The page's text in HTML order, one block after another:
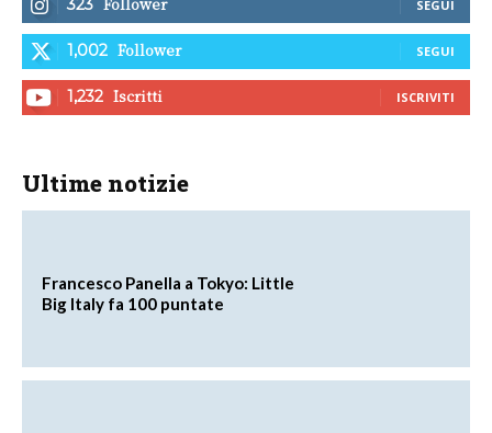
323 SEGUI
1,002 Follower SEGUI
1,232 Iscritti ISCRIVITI
Ultime notizie
Francesco Panella a Tokyo: Little
Big Italy fa 100 puntate